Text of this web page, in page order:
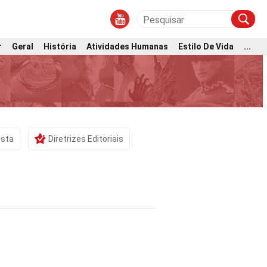
Geral História Atividades Humanas Estilo De Vida ...
Diretrizes Editoriais